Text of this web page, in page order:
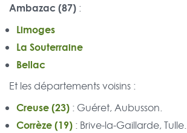
Ambazac (87) :
Limoges
La Souterraine
Bellac
Et les départements voisins :
Creuse (23) : Guéret, Aubusson.
Corrèze (19) : Brive-la-Gaillarde, Tulle.